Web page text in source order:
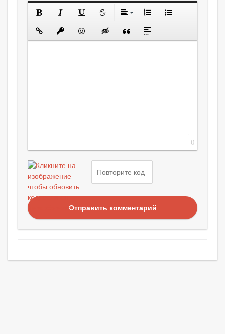
0
Отправить комментарий